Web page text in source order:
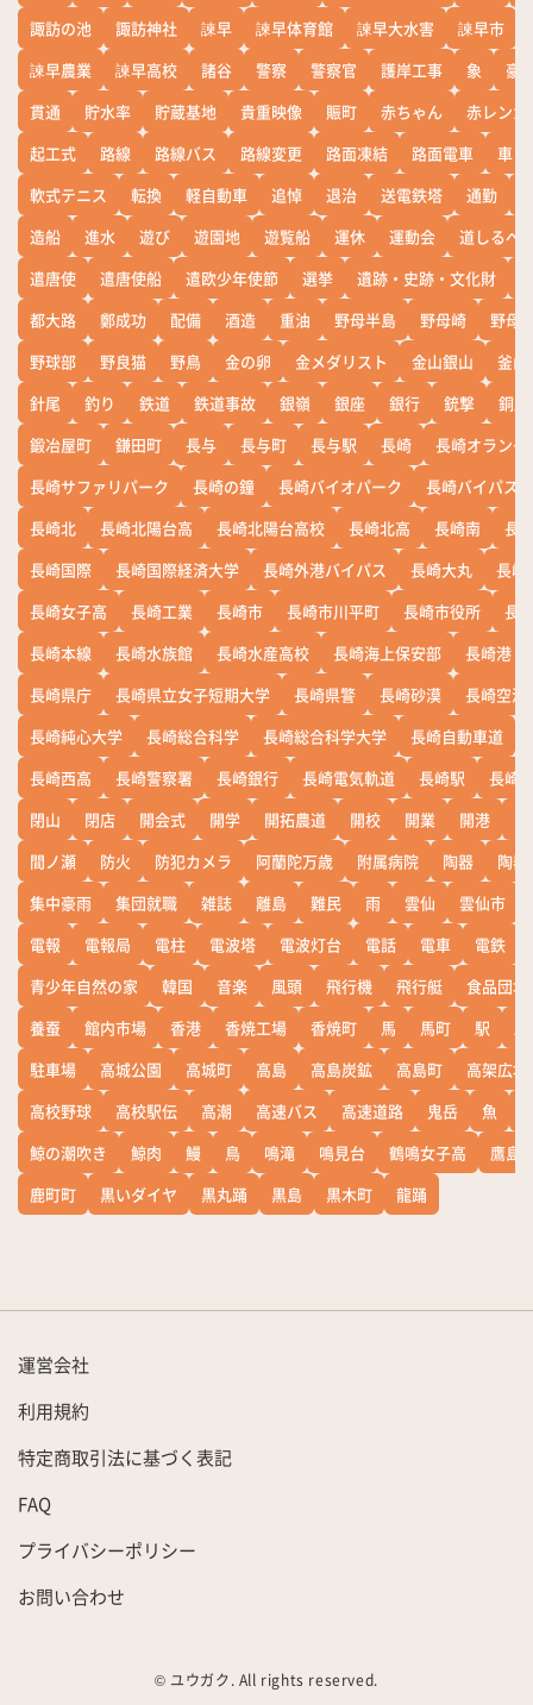
諏訪の池
諏訪神社 諫早 諫早体育館 諫早大水害 諫早市
諫早農業
諫早高校 諸谷 警察 警察官 護岸工事 象
豪
貫通
貯水率 貯蔵基地 貴重映像 賑町 赤ちゃん
赤レンガ
起工式
路線 路線バス 路線変更 路面凍結 路面電車
車
軟式テニス
転換 軽自動車 追悼 退治 送電鉄塔 通勤
造船
進水 遊び 遊園地 遊覧船 運休 運動会
道しるべ
遣唐使
遣唐使船 遣欧少年使節 選挙 遺跡・史跡・文化財
都大路
鄭成功 配備 酒造 重油 野母半島 野母崎
野母
野球部
野良猫 野鳥 金の卵 金メダリスト 金山銀山
釜山
針尾
釣り 鉄道 鉄道事故 銀嶺 銀座 銀行 銃撃
銅座
鍛冶屋町
鎌田町 長与 長与町 長与駅 長崎
長崎オランダ
長崎サファリパーク
長崎の鐘 長崎バイオパーク
長崎バイパス
長崎北
長崎北陽台高 長崎北陽台高校 長崎北高 長崎南
長
長崎国際
長崎国際経済大学 長崎外港バイパス 長崎大丸
長崎
長崎女子高
長崎工業 長崎市 長崎市川平町 長崎市役所
長
長崎本線
長崎水族館 長崎水産高校 長崎海上保安部
長崎港
長崎県庁
長崎県立女子短期大学 長崎県警 長崎砂漠
長崎空港
長崎純心大学
長崎総合科学 長崎総合科学大学 長崎自動車道
長崎西高
長崎警察署 長崎銀行 長崎電気軌道 長崎駅
長崎
閉山
閉店 開会式 開学 開拓農道 開校 開業 開港
間ノ瀬
防火 防犯カメラ 阿蘭陀万歳 附属病院 陶器
陶器
集中豪雨
集団就職 雑誌 離島 難民 雨 雲仙 雲仙市
電報
電報局 電柱 電波塔 電波灯台 電話 電車 電鉄
青少年自然の家
韓国 音楽 風頭 飛行機 飛行艇
食品団地
養蚕
館内市場 香港 香焼工場 香焼町 馬 馬町 駅
駐車場
高城公園 高城町 高島 高島炭鉱 高島町
高架広場
高校野球
高校駅伝 高潮 高速バス 高速道路 鬼岳 魚
鯨の潮吹き
鯨肉 鰻 鳥 鳴滝 鳴見台 鶴鳴女子高
鷹島
鹿町町
黒いダイヤ 黒丸踊 黒島 黒木町 龍踊
運営会社
利用規約
特定商取引法に基づく表記
FAQ
プライバシーポリシー
お問い合わせ
© ユウガク. All rights reserved.